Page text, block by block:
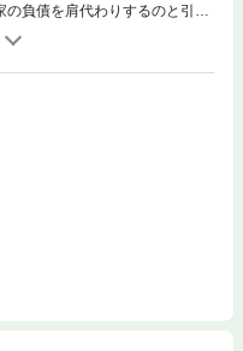
負債を肩代わりするのと引き
というのだ。当主命令で拒否
恵は、しかし、心労から式の
遽、奈美恵の身代わりをするこ
た豪から「役目を果たせ」と